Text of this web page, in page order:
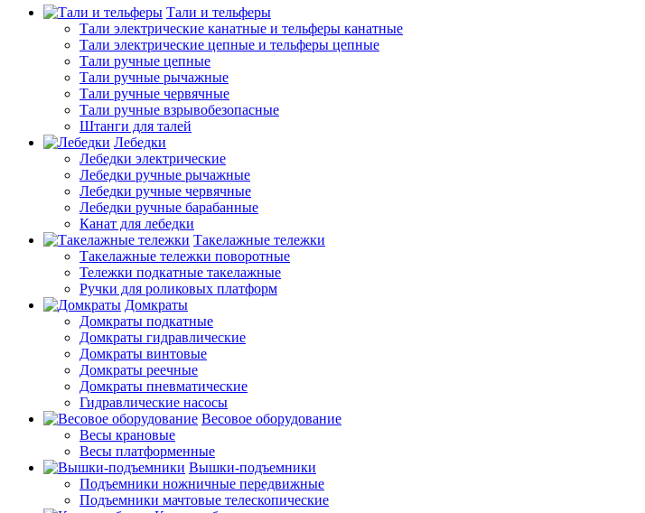
Тали и тельферы
Тали электрические канатные и тельферы канатные
Тали электрические цепные и тельферы цепные
Тали ручные цепные
Тали ручные рычажные
Тали ручные червячные
Тали ручные взрывобезопасные
Штанги для талей
Лебедки
Лебедки электрические
Лебедки ручные рычажные
Лебедки ручные червячные
Лебедки ручные барабанные
Канат для лебедки
Такелажные тележки
Такелажные тележки поворотные
Тележки подкатные такелажные
Ручки для роликовых платформ
Домкраты
Домкраты подкатные
Домкраты гидравлические
Домкраты винтовые
Домкраты реечные
Домкраты пневматические
Гидравлические насосы
Весовое оборудование
Весы крановые
Весы платформенные
Вышки-подъемники
Подъемники ножничные передвижные
Подъемники мачтовые телескопические